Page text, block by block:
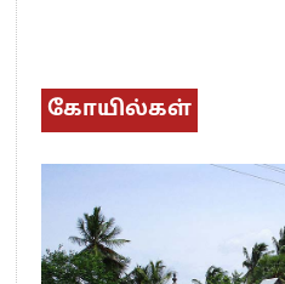
கோயில்கள்